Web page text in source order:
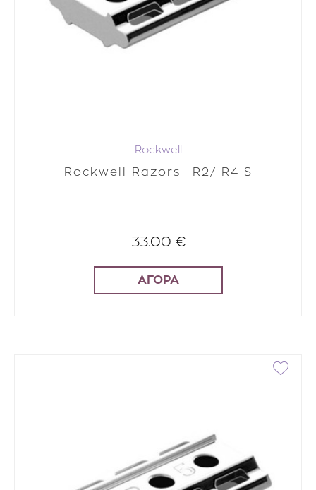
Rockwell
Rockwell Razors- R2/ R4 S
33.00 €
ΑΓΟΡΑ